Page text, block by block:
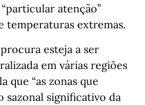
atenção”
temperaturas extremas.
esteja a ser
em várias regiões
que “as zonas que
sazonal significativo da